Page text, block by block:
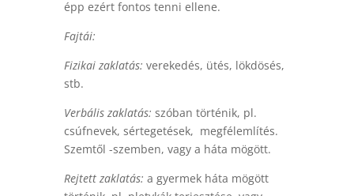
épp ezért fontos tenni ellene.
Fajtái:
Fizikai zaklatás: verekedés, ütés, lökdösés,
stb.
Verbális zaklatás: szóban történik, pl.
csúfnevek, sértegetések, megfélemlítés.
Szemtől -szemben, vagy a háta mögött.
Rejtett zaklatás: a gyermek háta mögött